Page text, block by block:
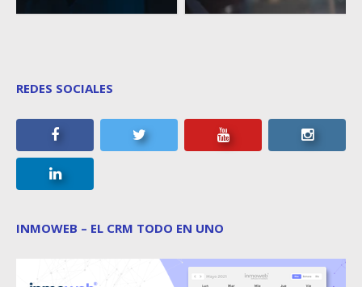
REDES SOCIALES
INMOWEB – EL CRM TODO EN UNO